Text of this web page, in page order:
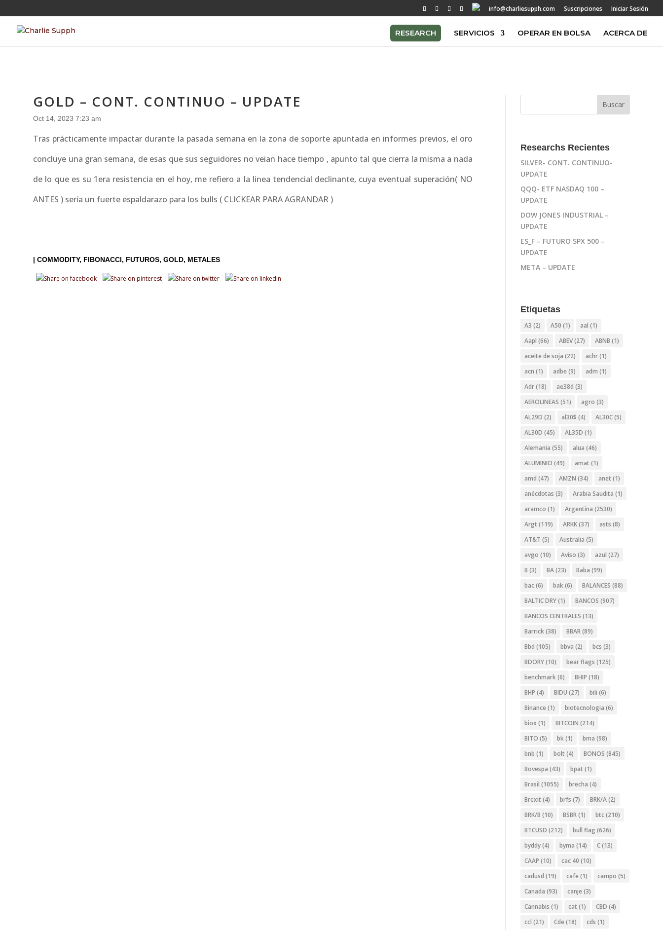
info@charliesupph.com Suscripciones Iniciar Sesión
RESEARCH SERVICIOS OPERAR EN BOLSA ACERCA DE
GOLD – CONT. CONTINUO – UPDATE
Oct 14, 2023 7:23 am
Tras prácticamente impactar durante la pasada semana en la zona de soporte apuntada en informes previos, el oro
concluye una gran semana, de esas que sus seguidores no veian hace tiempo , apunto tal que cierra la misma a nada
de lo que es su 1era resistencia en el hoy, me refiero a la linea tendencial declinante, cuya eventual superación( NO
ANTES ) sería un fuerte espaldarazo para los bulls ( CLICKEAR PARA AGRANDAR )
|COMMODITY FIBONACCI FUTUROS GOLD METALES
Researchs Recientes
SILVER- CONT. CONTINUO-
UPDATE
QQQ- ETF NASDAQ 100 –
UPDATE
DOW JONES INDUSTRIAL –
UPDATE
ES_F – FUTURO SPX 500 –
UPDATE
META – UPDATE
Etiquetas
A3 (2) A50 (1) aal (1)
Aapl (66) ABEV(27) ABNB (1)
aceite de soja (22) achr(1)
acn (1) adbe (9) adm (1)
Adr(18) ae38d (3)
AEROLINEAS (51) agro (3)
AL29D (2) al30$ (4) AL30C(5)
AL30D (45) AL35D (1)
Alemania (55) alua (46)
ALUMINIO (49) amat (1)
amd (47) AMZN (34) anet (1)
anécdotas (3) Arabia Saudita (1)
aramco (1) Argentina (2530)
Argt (119) ARKK(37) asts (8)
AT&T (5) Australia (5)
avgo (10) Aviso (3) azul (27)
B (3) BA(23) Baba (99)
bac(6) bak(6) BALANCES (88)
BALTIC DRY(1) BANCOS (907)
BANCOS CENTRALES (13)
Barrick(38) BBAR(89)
Bbd (105) bbva (2) bcs (3)
BDORY(10) bear flags (125)
benchmark(6) BHIP (18)
BHP (4) BIDU (27) bili (6)
Binance (1) biotecnologia (6)
biox (1) BITCOIN (214)
BITO (5) bk(1) bma (98)
bnb (1) bolt (4) BONOS (845)
Bovespa (43) bpat (1)
Brasil (1055) brecha (4)
Brexit (4) brfs (7) BRK/A(2)
BRK/B (10) BSBR(1) btc(210)
BTCUSD (212) bull flag (626)
byddy(4) byma (14) C(13)
CAAP (10) cac 40 (10)
cadusd (19) cafe (1) campo (5)
Canada (93) canje (3)
Cannabis (1) cat (1) CBD (4)
ccl (21) Cde (18) cds (1)